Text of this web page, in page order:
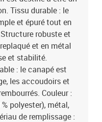
Tissu durable : le
et épuré tout en
robuste et
et en métal
et stabilité.
: le canapé est
les accoudoirs et
Couleur :
polyester), métal,
de remplissage :